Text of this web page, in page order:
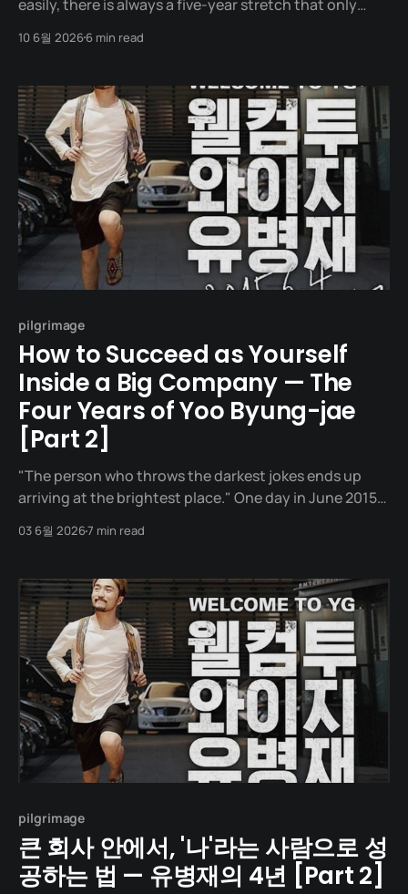
easily, there is always a five-year stretch that only
sits on the stage of MBC's Radio Star. An internet
10 6월 20266 min read
pilgrimage
How to Succeed as Yourself
Inside a Big Company — The
Four Years of Yoo Byung-jae
[Part 2]
"The person who throws the darkest jokes ends up
arriving at the brightest place." One day in June 2015,
Seoul. The building he walks into is YG Entertainment,
03 6월 20267 min read
pilgrimage
큰 회사 안에서, '나'라는 사람으로 성
공하는 법 — 유병재의 4년 [Part 2]